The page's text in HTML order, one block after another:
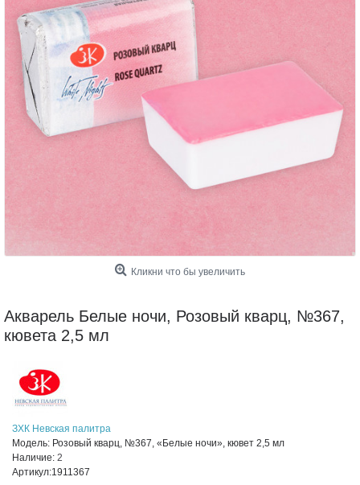
Кликни что бы увеличить
Акварель Белые ночи, Розовый кварц, №367,
кювета 2,5 мл
ЗХК Невская палитра
Модель: Розовый кварц, №367, «Белые ночи», кювет 2,5 мл
Наличие: 2
Артикул:1911367